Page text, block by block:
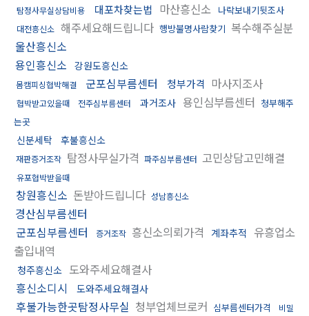
탐정사무실상담비용
대포차찾는법 마산흥신소 나락보내기뒷조사
대전흥신소 해주세요해드립니다 행방불명사람찾기 복수해주실분
울산흥신소
용인흥신소 강원도흥신소
몸캠피싱협박해결 군포심부름센터 청부가격 마사지조사
협박받고있을때 전주심부름센터 과거조사 용인심부름센터 청부해주
는곳
신분세탁 후불흥신소
재판증거조작 탐정사무실가격 파주심부름센터 고민상담고민해결
유포협박받을때
창원흥신소 돈받아드립니다 성남흥신소
경산심부름센터
군포심부름센터
증거조작 흥신소의뢰가격 계좌추적 유흥업소
출입내역
청주흥신소 도와주세요해결사
흥신소디시
도와주세요해결사
후불가능한곳탐정사무실 청부업체브로커 심부름센터가격
비밀